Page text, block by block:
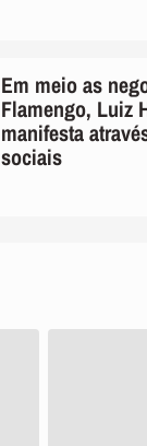
Em meio as
Flamengo, Luiz
manifesta
sociais